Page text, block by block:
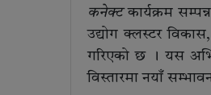
कनेक्टकार्यक्रम
उद्योग क्लस्टर
गरिएको छ । यस
विस्तारमा नयाँ